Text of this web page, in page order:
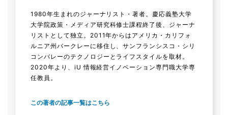
1980年生まれのジャーナリスト・著者。慶応義塾大学
大学院政策・メディア研究科修士課程終了後、ジャーナ
リストとして独立。2011年からはアメリカ・カリフォ
ルニア州バークレーに移住し、サンフランシスコ・シリ
コンバレーのテクノロジーとライフスタイルを取材。
2020年より、iU 情報経営イノベーション専門職大学専
任教員。
この著者の記事一覧はこちら